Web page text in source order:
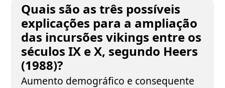
Quais são as três possíveis
explicações para a ampliação
das incursões vikings entre os
séculos IX e X, segundo Heers
(1988)?
Aumento demográfico e consequente